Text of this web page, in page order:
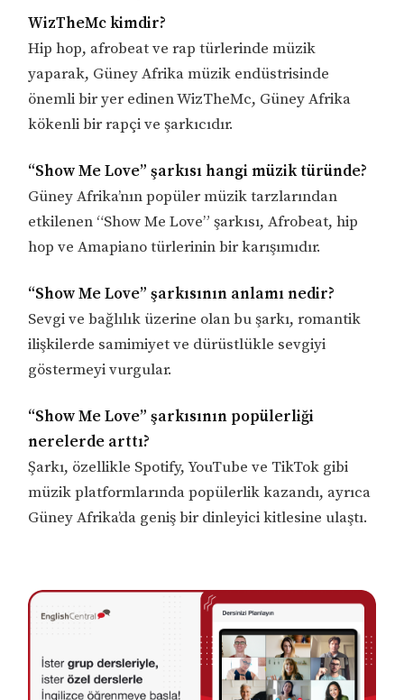
WizTheMc kimdir?
Hip hop, afrobeat ve rap türlerinde müzik
yaparak, Güney Afrika müzik endüstrisinde
önemli bir yer edinen WizTheMc, Güney Afrika
kökenli bir rapçi ve şarkıcıdır.
“Show Me Love” şarkısı hangi müzik türünde?
Güney Afrika’nın popüler müzik tarzlarından
etkilenen “Show Me Love” şarkısı, Afrobeat, hip
hop ve Amapiano türlerinin bir karışımıdır.
“Show Me Love” şarkısının anlamı nedir?
Sevgi ve bağlılık üzerine olan bu şarkı, romantik
ilişkilerde samimiyet ve dürüstlükle sevgiyi
göstermeyi vurgular.
“Show Me Love” şarkısının popülerliği
nerelerde arttı?
Şarkı, özellikle Spotify, YouTube ve TikTok gibi
müzik platformlarında popülerlik kazandı, ayrıca
Güney Afrika’da geniş bir dinleyici kitlesine ulaştı.